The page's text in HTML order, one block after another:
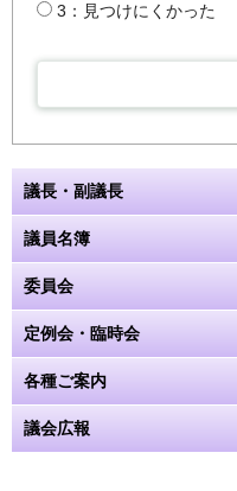
3：見つけにくかった
議長・副議長
議員名簿
委員会
定例会・臨時会
各種ご案内
議会広報